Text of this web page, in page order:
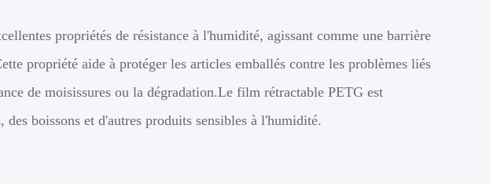
propriétés de résistance à l'humidité, agissant comme une barrière
propriété aide à protéger les articles emballés contre les problèmes liés
de moisissures ou la dégradation.Le film rétractable PETG est
boissons et d'autres produits sensibles à l'humidité.